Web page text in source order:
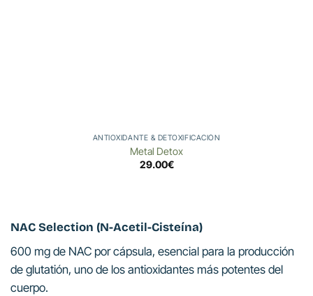
ANTIOXIDANTE & DETOXIFICACIÓN
Metal Detox
29.00€
NAC Selection (N-Acetil-Cisteína)
600 mg de NAC por cápsula, esencial para la producción
de glutatión, uno de los antioxidantes más potentes del
cuerpo.